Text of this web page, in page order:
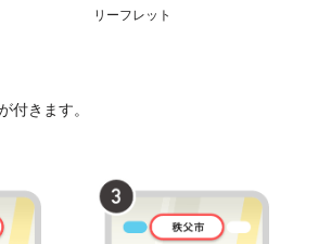
リーフレット
付きます。